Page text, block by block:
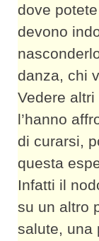
dove
devono
danza, chi
Vedere
l’hanno
di curarsi,
questa
Infatti il
su un altro
salute, una